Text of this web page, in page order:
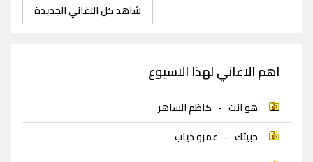
شاهد كل الاغاني الجديدة
اهم الاغاني لهذا الاسبوع
هو انت - كاظم الساهر
حبيتك - عمرو دياب